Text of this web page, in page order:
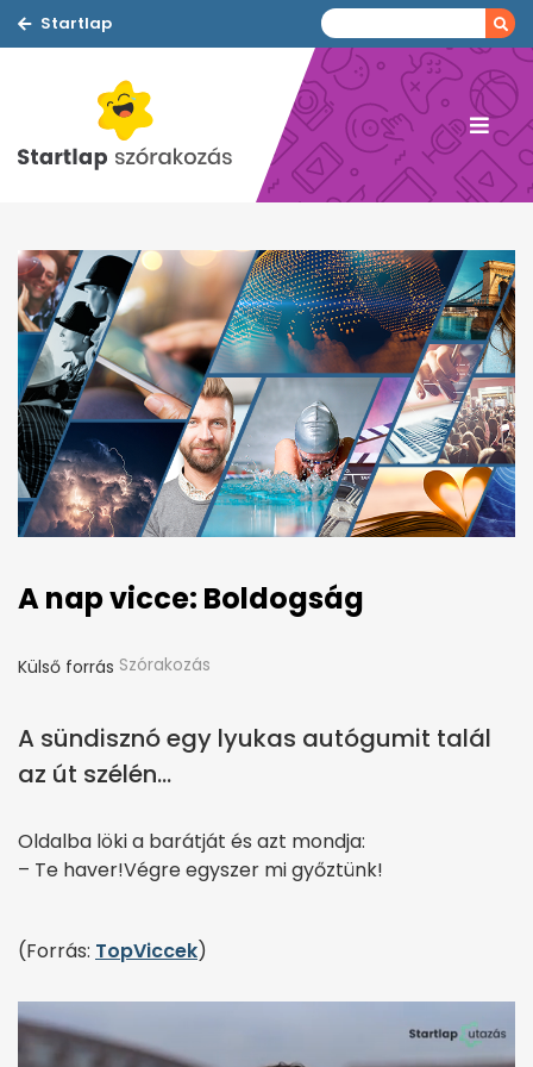
Startlap
A nap vicce: Boldogság
Külső forrás Szórakozás
A sündisznó egy lyukas autógumit talál
az út szélén...
Oldalba löki a barátját és azt mondja:
– Te haver!Végre egyszer mi győztünk!
(Forrás: TopViccek)